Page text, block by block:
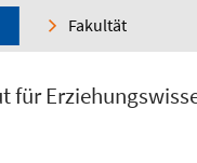
Fakultät
für